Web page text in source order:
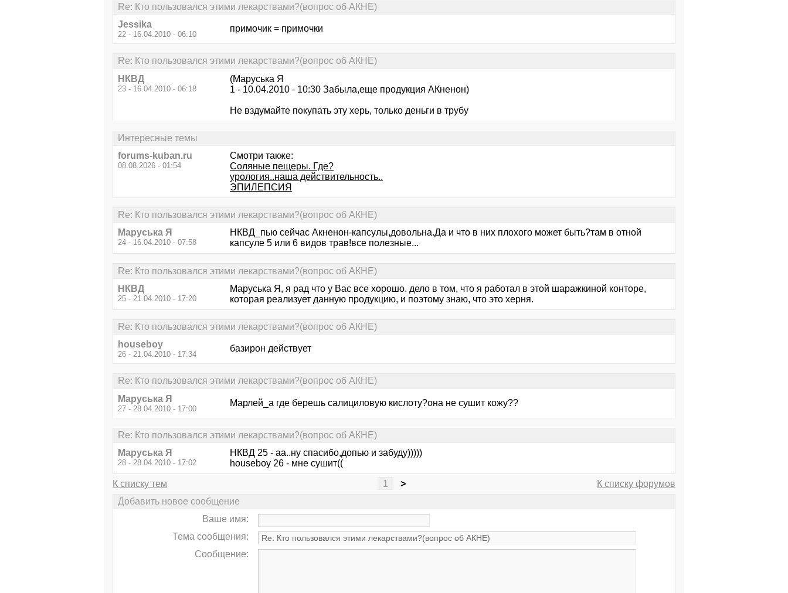
Re: Кто пользовался этими лекарствами?(вопрос об АКНЕ)
Jessika
22 - 16.04.2010 - 06:10
примочик = примочки
Re: Кто пользовался этими лекарствами?(вопрос об АКНЕ)
НКВД
23 - 16.04.2010 - 06:18
(Маруська Я
1 - 10.04.2010 - 10:30 Забыла,еще продукция АКненон)
Не вздумайте покупать эту херь, только деньги в трубу
Интересные темы
forums-kuban.ru
08.08.2026 - 01:54
Смотри также:
Соляные пещеры. Где?
урология..наша действительность..
ЭПИЛЕПСИЯ
Re: Кто пользовался этими лекарствами?(вопрос об АКНЕ)
Маруська Я
24 - 16.04.2010 - 07:58
НКВД_пью сейчас Акненон-капсулы,довольна.Да и что в них плохого может быть?там в отной
капсуле 5 или 6 видов трав!все полезные...
Re: Кто пользовался этими лекарствами?(вопрос об АКНЕ)
НКВД
25 - 21.04.2010 - 17:20
Маруська Я, я рад что у Вас все хорошо. дело в том, что я работал в этой шаражкиной конторе,
которая реализует данную продукцию, и поэтому знаю, что это херня.
Re: Кто пользовался этими лекарствами?(вопрос об АКНЕ)
houseboy
26 - 21.04.2010 - 17:34
базирон действует
Re: Кто пользовался этими лекарствами?(вопрос об АКНЕ)
Маруська Я
27 - 28.04.2010 - 17:00
Марлей_а где берешь салициловую кислоту?она не сушит кожу??
Re: Кто пользовался этими лекарствами?(вопрос об АКНЕ)
Маруська Я
28 - 28.04.2010 - 17:02
НКВД 25 - аа..ну спасибо,допью и забуду)))))
houseboy 26 - мне сушит((
К списку тем 1 >
К списку форумов
Добавить новое сообщение
Ваше имя:
Тема сообщения:
Сообщение: